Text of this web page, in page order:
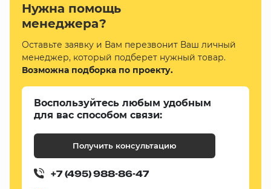
Нужна помощь
менеджера?
Оставьте заявку и Вам перезвонит Ваш личный
менеджер, который подберет нужный товар.
Возможна подборка по проекту.
Воспользуйтесь любым удобным
для вас способом связи:
Получить консультацию
+7 (495) 988-86-47